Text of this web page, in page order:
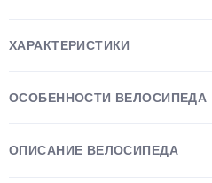
ХАРАКТЕРИСТИКИ
ОСОБЕННОСТИ ВЕЛОСИПЕДА
ОПИСАНИЕ ВЕЛОСИПЕДА